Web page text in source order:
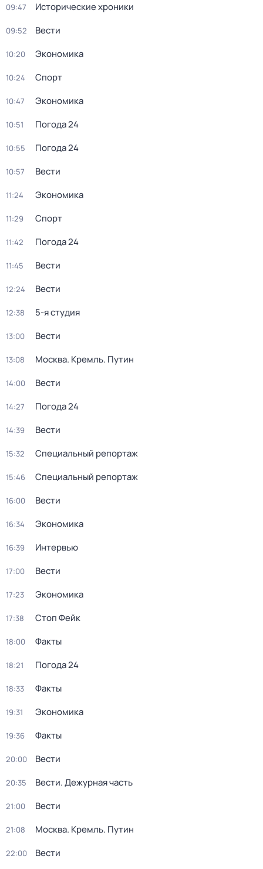
09:47 Исторические хроники
09:52 Вести
10:20 Экономика
10:24 Спорт
10:47 Экономика
10:51 Погода 24
10:55 Погода 24
10:57 Вести
11:24 Экономика
11:29 Спорт
11:42 Погода 24
11:45 Вести
12:24 Вести
12:38 5-я студия
13:00 Вести
13:08 Москва. Кремль. Путин
14:00 Вести
14:27 Погода 24
14:39 Вести
15:32 Специальный репортаж
15:46 Специальный репортаж
16:00 Вести
16:34 Экономика
16:39 Интервью
17:00 Вести
17:23 Экономика
17:38 Стоп Фейк
18:00 Факты
18:21 Погода 24
18:33 Факты
19:31 Экономика
19:36 Факты
20:00 Вести
20:35 Вести. Дежурная часть
21:00 Вести
21:08 Москва. Кремль. Путин
22:00 Вести